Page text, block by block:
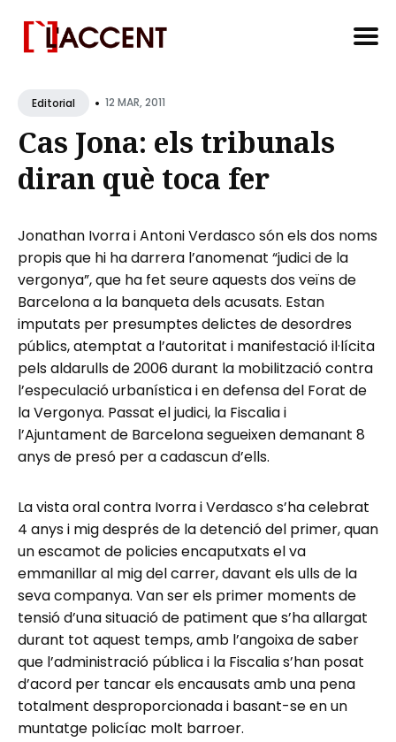
forEditorial • 12 MAR, 2011
Cas Jona: els tribunals
diran què toca fer
Jonathan Ivorra i Antoni Verdasco són els dos noms
propis que hi ha darrera l’anomenat “judici de la
vergonya”, que ha fet seure aquests dos veïns de
Barcelona a la banqueta dels acusats. Estan
imputats per presumptes delictes de desordres
públics, atemptat a l’autoritat i manifestació il·lícita
pels aldarulls de 2006 durant la mobilització contra
l’especulació urbanística i en defensa del Forat de
la Vergonya. Passat el judici, la Fiscalia i
l’Ajuntament de Barcelona segueixen demanant 8
anys de presó per a cadascun d’ells.
La vista oral contra Ivorra i Verdasco s’ha celebrat
4 anys i mig després de la detenció del primer, quan
un escamot de policies encaputxats el va
emmanillar al mig del carrer, davant els ulls de la
seva companya. Van ser els primer moments de
tensió d’una situació de patiment que s’ha allargat
durant tot aquest temps, amb l’angoixa de saber
que l’administració pública i la Fiscalia s’han posat
d’acord per tancar els encausats amb una pena
totalment desproporcionada i basant-se en un
muntatge policíac molt barroer.